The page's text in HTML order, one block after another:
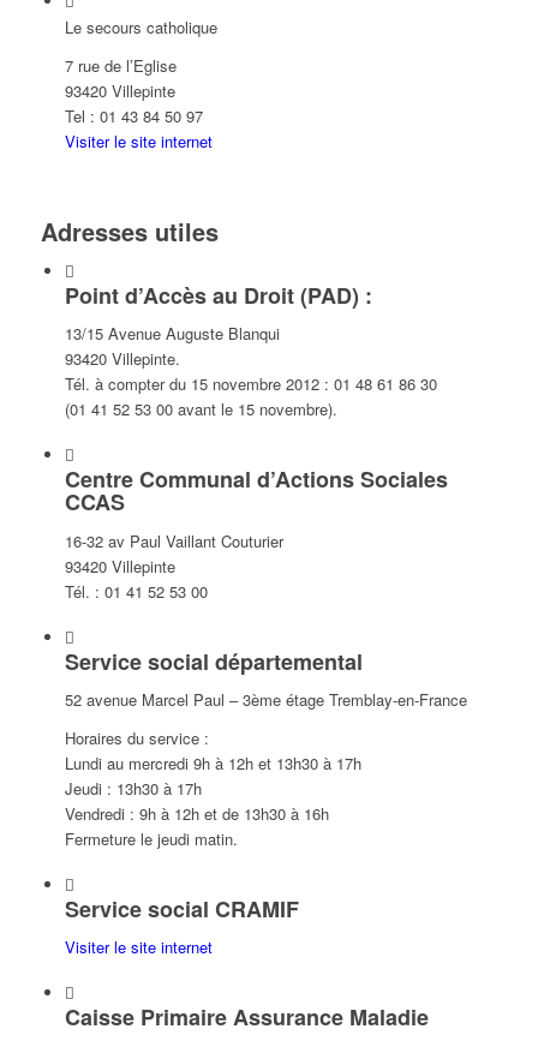
Le secours catholique
7 rue de l’Eglise
93420 Villepinte
Tel : 01 43 84 50 97
Visiter le site internet
Adresses utiles
Point d’Accès au Droit (PAD) :
13/15 Avenue Auguste Blanqui
93420 Villepinte.
Tél. à compter du 15 novembre 2012 : 01 48 61 86 30
(01 41 52 53 00 avant le 15 novembre).
Centre Communal d’Actions Sociales
CCAS
16-32 av Paul Vaillant Couturier
93420 Villepinte
Tél. : 01 41 52 53 00
Service social départemental
52 avenue Marcel Paul – 3ème étage Tremblay-en-France
Horaires du service :
Lundi au mercredi 9h à 12h et 13h30 à 17h
Jeudi : 13h30 à 17h
Vendredi : 9h à 12h et de 13h30 à 16h
Fermeture le jeudi matin.
Service social CRAMIF
Visiter le site internet
Caisse Primaire Assurance Maladie